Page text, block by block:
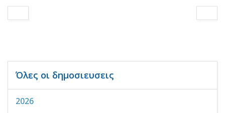
Όλες οι δημοσιευσεις
2026